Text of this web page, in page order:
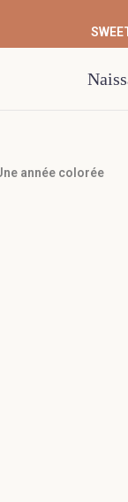
année colorée